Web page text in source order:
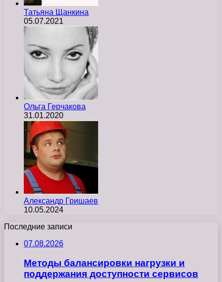
Татьяна Щанкина
05.07.2021
Ольга Герчакова
31.01.2020
Александр Гришаев
10.05.2024
Последние записи
07.08.2026
Методы балансировки нагрузки и
поддержания доступности сервисов